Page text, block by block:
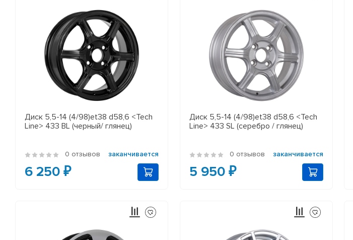
Диск 5,5-14 (4/98)et38 d58,6 <Tech
Line> 433 BL (черный/ глянец)
0 отзывов заканчивается
6 250 ₽
Диск 5,5-14 (4/98)et38 d58,6 <Tech
Line> 433 SL (серебро / глянец)
0 отзывов заканчивается
5 950 ₽